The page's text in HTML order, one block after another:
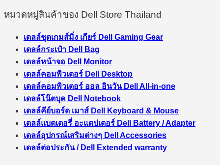
หมวดหมู่สินค้าของ Dell Store Thailand
เดลล์ชุดเกมส์มิ่ง เกียร์ Dell Gaming Gear
เดลล์กระเป๋า Dell Bag
เดลล์หน้าจอ Dell Monitor
เดลล์คอมพิวเตอร์ Dell Desktop
เดลล์คอมพิวเตอร์ ออล อินวัน Dell All-in-one
เดลล์โน๊ตบุค Dell Notebook
เดลล์คีย์บอร์ด เมาส์ Dell Keyboard & Mouse
เดลล์แบตเตอรี่ อะแดปเตอร์ Dell Battery / Adapter
เดลล์อุปกรณ์เสริมต่างๆ Dell Accessories
เดลล์ต่อประกัน / Dell Extended warranty